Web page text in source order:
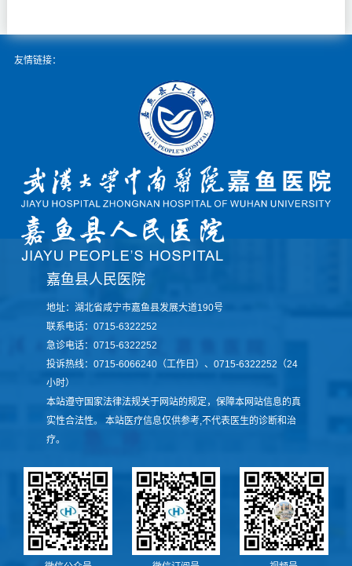
友情链接：
嘉鱼县人民医院
地址：湖北省咸宁市嘉鱼县发展大道190号
联系电话：0715-6322252
急诊电话：0715-6322252
投诉热线：0715-6066240（工作日）、0715-6322252（24
小时）
本站遵守国家法律法规关于网站的规定，保障本网站信息的真
实性合法性。 本站医疗信息仅供参考,不代表医生的诊断和治
疗。